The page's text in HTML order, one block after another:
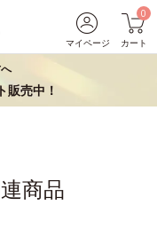
マイページ
0
カート
販売中！
商品